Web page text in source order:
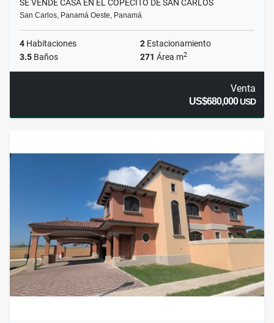
SE VENDE CASA EN EL COPECITO DE SAN CARLOS
San Carlos, Panamá Oeste, Panamá
4 Habitaciones 2 Estacionamiento
3.5 Baños 271 Área m2
Venta
US$680,000USD